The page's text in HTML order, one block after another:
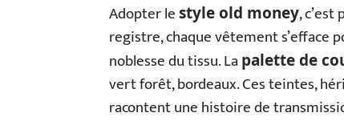
Adopter lestyle old money,
registre, chaque vêtement s’efface
noblesse du tissu. Lapalette de
vert forêt, bordeaux. Ces teintes,
racontent une histoire de